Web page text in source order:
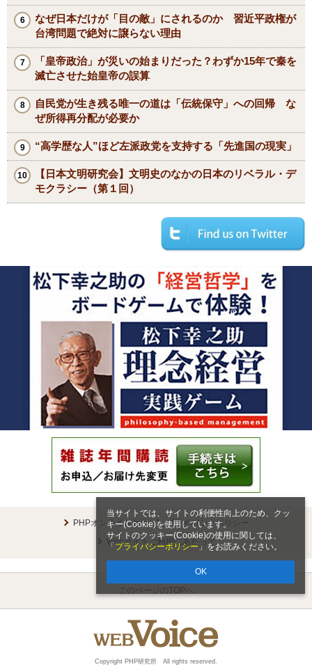
当サイトでは、サイトの利便性向上のため、クッ
キー(Cookie)を使用しています。
サイトのクッキー(Cookie)の使用に関しては、
「 プライバシーポリシー 」をお読みください。
OK
なぜ日本だけが「目の敵」にされるのか 習近平政権が
台湾問題で絶対に譲らない理由
「皇帝政治」が災いの始まりだった？わずか15年で秦を
滅亡させた始皇帝の誤算
自民党が生き残る唯一の道は「伝統保守」への回帰 な
ぜ所得再分配が必要か
“高学歴な人”ほど左派政党を支持する「先進国の現実」
【日本文明研究会】文明史のなかの日本のリベラル・デ
モクラシー（第１回）
PHPオンラインとは
プライバシーポリシー
Webサイトご利用にあたって
このページのTOPへ
Copyright PHP研究所 All rights reserved.